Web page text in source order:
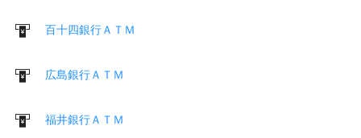
百十四銀行ＡＴＭ
広島銀行ＡＴＭ
福井銀行ＡＴＭ